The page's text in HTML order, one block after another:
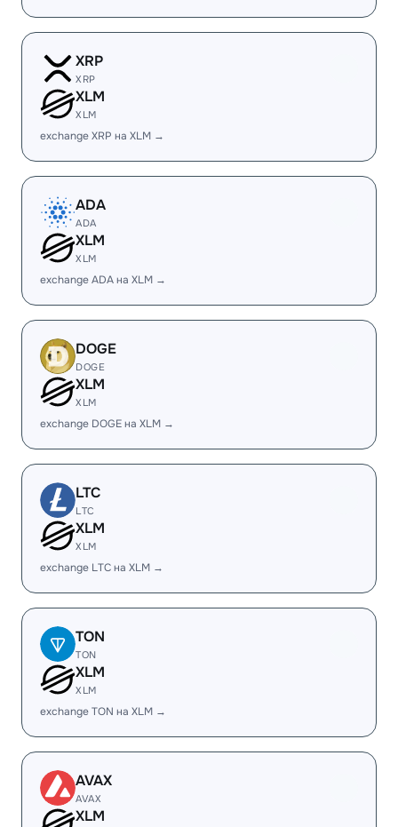
XRP
XRP
XLM
XLM
exchange XRP на XLM →
ADA
ADA
XLM
XLM
exchange ADA на XLM →
DOGE
DOGE
XLM
XLM
exchange DOGE на XLM →
LTC
LTC
XLM
XLM
exchange LTC на XLM →
TON
TON
XLM
XLM
exchange TON на XLM →
AVAX
AVAX
XLM